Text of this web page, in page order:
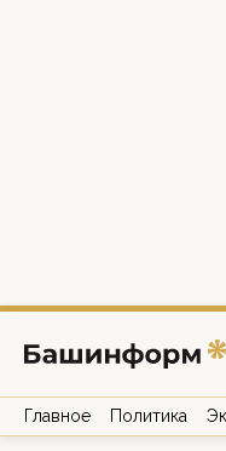
Главное Политика